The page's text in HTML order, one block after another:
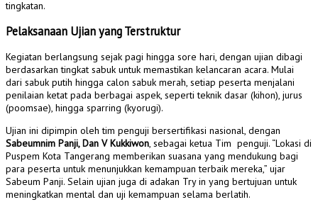
tingkatan.
Pelaksanaan Ujian yang Terstruktur
Kegiatan berlangsung sejak pagi hingga sore hari, dengan ujian dibagi
berdasarkan tingkat sabuk untuk memastikan kelancaran acara. Mulai
dari sabuk putih hingga calon sabuk merah, setiap peserta menjalani
penilaian ketat pada berbagai aspek, seperti teknik dasar (kihon), jurus
(poomsae), hingga sparring (kyorugi).
Ujian ini dipimpin oleh tim penguji bersertifikasi nasional, dengan
Sabeumnim Panji, Dan V Kukkiwon, sebagai ketua Tim penguji. “Lokasi di
Puspem Kota Tangerang memberikan suasana yang mendukung bagi
para peserta untuk menunjukkan kemampuan terbaik mereka,” ujar
Sabeum Panji. Selain ujian juga di adakan Try in yang bertujuan untuk
meningkatkan mental dan uji kemampuan selama berlatih.